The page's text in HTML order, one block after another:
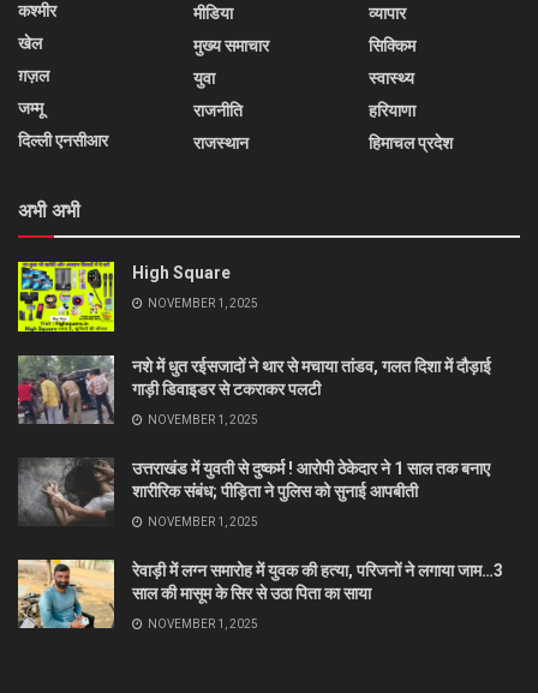
कश्मीर
खेल
ग़ज़ल
जम्मू
दिल्ली एनसीआर
मीडिया
मुख्य समाचार
युवा
राजनीति
राजस्थान
व्यापार
सिक्किम
स्वास्थ्य
हरियाणा
हिमाचल प्रदेश
अभी अभी
High Square
NOVEMBER 1, 2025
नशे में धुत रईसजादों ने थार से मचाया तांडव, गलत दिशा में दौड़ाई
गाड़ी डिवाइडर से टकराकर पलटी
NOVEMBER 1, 2025
उत्तराखंड में युवती से दुष्कर्म ! आरोपी ठेकेदार ने 1 साल तक बनाए
शारीरिक संबंध; पीड़िता ने पुलिस को सुनाई आपबीती
NOVEMBER 1, 2025
रेवाड़ी में लग्न समारोह में युवक की हत्या, परिजनों ने लगाया जाम…3
साल की मासूम के सिर से उठा पिता का साया
NOVEMBER 1, 2025